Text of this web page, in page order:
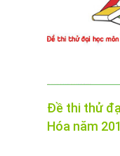
Đề thi thử
Hóa năm